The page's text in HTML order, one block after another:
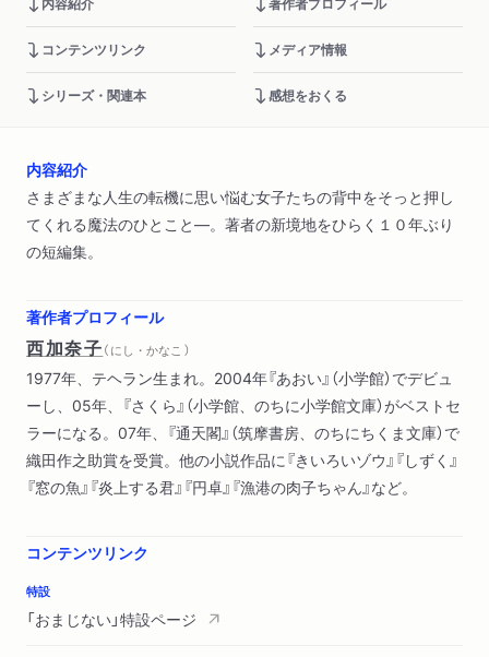
コンテンツリンク メディア情報
シリーズ・関連本 感想をおくる
内容紹介
さまざまな人生の転機に思い悩む女子たちの背中をそっと押し
てくれる魔法のひとこと―。著者の新境地をひらく１０年ぶり
の短編集。
著作者プロフィール
西加奈子（ にし・かなこ ）
1977年、テヘラン生まれ。2004年『あおい』（小学館）でデビュ
ーし、05年、『さくら』（小学館、のちに小学館文庫）がベストセ
ラーになる。07年、『通天閣』（筑摩書房、のちにちくま文庫）で
織田作之助賞を受賞。他の小説作品に『きいろいゾウ』『しずく』
『窓の魚』『炎上する君』『円卓』『漁港の肉子ちゃん』など。
コンテンツリンク
特設
「おまじない」特設ページ